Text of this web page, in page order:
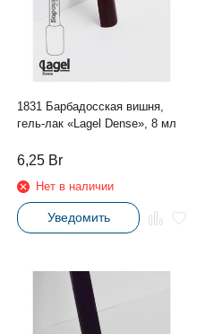
1831 Барбадосская вишня,
гель-лак «Lagel Dense», 8 мл
6,25 Br
Нет в наличии
Уведомить